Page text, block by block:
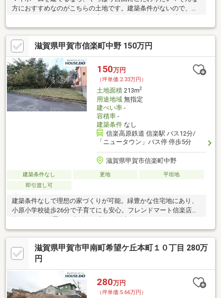
方におすすめなのがこちらの土地です。建築条件がないので、お
ます。広さは…
滋賀県甲賀市信楽町中野 150万円
150万円
（坪単価:2.33万円）
土地面積213m2
用途地域無指定
建ぺい率-
容積率-
建築条件なし
信楽高原鉄道 信楽駅 バス12分/
「ニュータウン」バス停 停歩5分
滋賀県甲賀市信楽町中野
建築条件なし 更地
平坦地
即引渡し可
建築条件なしで理想の家づくりが可能。緑豊かな住宅地にあり、
小原小学校徒歩26分で子育てにも安心。フレンドマート信楽店が
約4.7キロに位置し、生活の便利さも魅力です。
滋賀県甲賀市甲南町希望ケ丘本町１０丁目 280万
円
280万円
（坪単価:5.66万円）